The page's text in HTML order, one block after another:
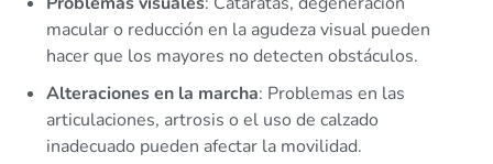
macular o reducción en la agudeza visual pueden
hacer que los mayores no detecten obstáculos.
Alteraciones en la marcha: Problemas en las
articulaciones, artrosis o el uso de calzado
inadecuado pueden afectar la movilidad.